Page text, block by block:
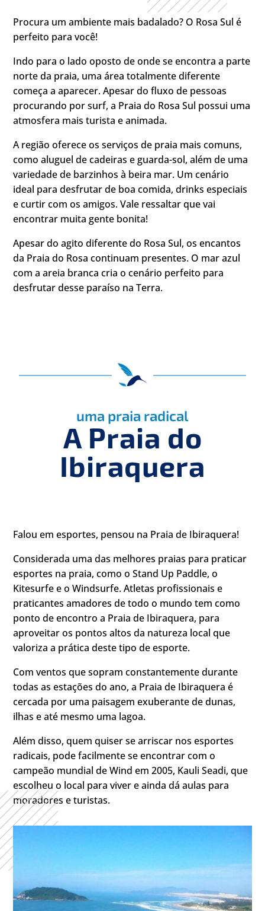
Procura um ambiente mais badalado? O Rosa Sul é
perfeito para você!
Indo para o lado oposto de onde se encontra a parte
norte da praia, uma área totalmente diferente
começa a aparecer. Apesar do fluxo de pessoas
procurando por surf, a Praia do Rosa Sul possui uma
atmosfera mais turista e animada.
A região oferece os serviços de praia mais comuns,
como aluguel de cadeiras e guarda-sol, além de uma
variedade de barzinhos à beira mar. Um cenário
ideal para desfrutar de boa comida, drinks especiais
e curtir com os amigos. Vale ressaltar que vai
encontrar muita gente bonita!
Apesar do agito diferente do Rosa Sul, os encantos
da Praia do Rosa continuam presentes. O mar azul
com a areia branca cria o cenário perfeito para
desfrutar desse paraíso na Terra.
uma praia radical
A Praia do
Ibiraquera
Falou em esportes, pensou na Praia de Ibiraquera!
Considerada uma das melhores praias para praticar
esportes na praia, como o Stand Up Paddle, o
Kitesurfe e o Windsurfe. Atletas profissionais e
praticantes amadores de todo o mundo tem como
ponto de encontro a Praia de Ibiraquera, para
aproveitar os pontos altos da natureza local que
valoriza a prática deste tipo de esporte.
Com ventos que sopram constantemente durante
todas as estações do ano, a Praia de Ibiraquera é
cercada por uma paisagem exuberante de dunas,
ilhas e até mesmo uma lagoa.
Além disso, quem quiser se arriscar nos esportes
radicais, pode facilmente se encontrar com o
campeão mundial de Wind em 2005, Kauli Seadi, que
escolheu o local para viver e ainda dá aulas para
moradores e turistas.